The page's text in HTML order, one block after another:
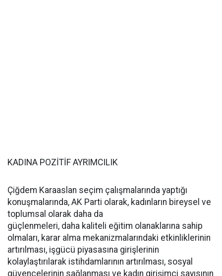
KADINA POZİTİF AYRIMCILIK
Çiğdem Karaaslan seçim çalışmalarında yaptığı
konuşmalarında, AK Parti olarak, kadınların bireysel ve
toplumsal olarak daha da
güçlenmeleri, daha kaliteli eğitim olanaklarına sahip
olmaları, karar alma mekanizmalarındaki etkinliklerinin
artırılması, işgücü piyasasına girişlerinin
kolaylaştırılarak istihdamlarının artırılması, sosyal
güvencelerinin sağlanması ve kadın girişimci sayısının